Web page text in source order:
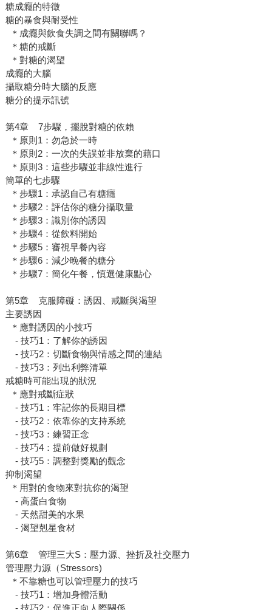
糖成癮的特徵
糖的暴食與耐受性
＊成癮與飲食失調之間有關聯嗎？
＊糖的戒斷
＊對糖的渴望
成癮的大腦
攝取糖分時大腦的反應
糖分的提示訊號
第4章 7步驟，擺脫對糖的依賴
＊原則1：勿急於一時
＊原則2：一次的失誤並非放棄的藉口
＊原則3：這些步驟並非線性進行
簡單的七步驟
＊步驟1：承認自己有糖癮
＊步驟2：評估你的糖分攝取量
＊步驟3：識別你的誘因
＊步驟4：從飲料開始
＊步驟5：審視早餐內容
＊步驟6：減少晚餐的糖分
＊步驟7：簡化午餐，慎選健康點心
第5章 克服障礙：誘因、戒斷與渴望
主要誘因
＊應對誘因的小技巧
- 技巧1：了解你的誘因
- 技巧2：切斷食物與情感之間的連結
- 技巧3：列出利弊清單
戒糖時可能出現的狀況
＊應對戒斷症狀
- 技巧1：牢記你的長期目標
- 技巧2：依靠你的支持系統
- 技巧3：練習正念
- 技巧4：提前做好規劃
- 技巧5：調整對獎勵的觀念
抑制渴望
＊用對的食物來對抗你的渴望
- 高蛋白食物
- 天然甜美的水果
- 渴望剋星食材
第6章 管理三大S：壓力源、挫折及社交壓力
管理壓力源（Stressors)
＊不靠糖也可以管理壓力的技巧
- 技巧1：增加身體活動
- 技巧2：促進正向人際關係